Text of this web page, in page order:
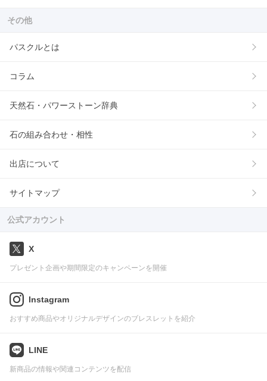
その他
パスクルとは
コラム
天然石・パワーストーン辞典
石の組み合わせ・相性
出店について
サイトマップ
公式アカウント
X
プレゼント企画や期間限定のキャンペーンを開催
Instagram
おすすめ商品やオリジナルデザインのブレスレットを紹介
LINE
新商品の情報や関連コンテンツを配信